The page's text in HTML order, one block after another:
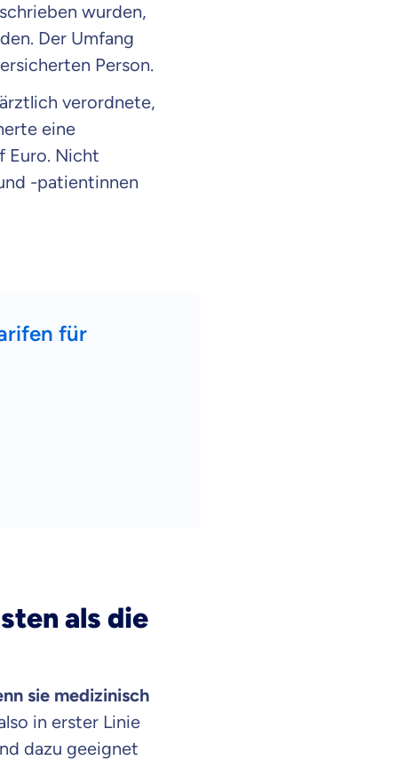
wurden,
Der Umfang
Person.
verordnete,
eine
Euro. Nicht
-patientinnen
für
als die
sie medizinisch
in erster Linie
dazu geeignet